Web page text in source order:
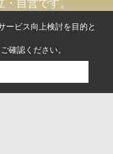
自営です。
ービス向上検討を目的と
確認ください。